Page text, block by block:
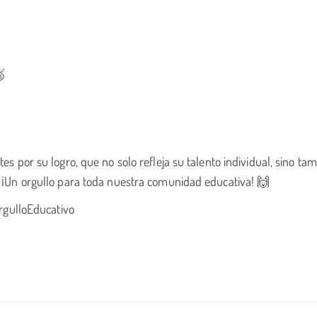
por su logro, que no solo refleja su talento individual, sino
orgullo para toda nuestra comunidad educativa! 🙌